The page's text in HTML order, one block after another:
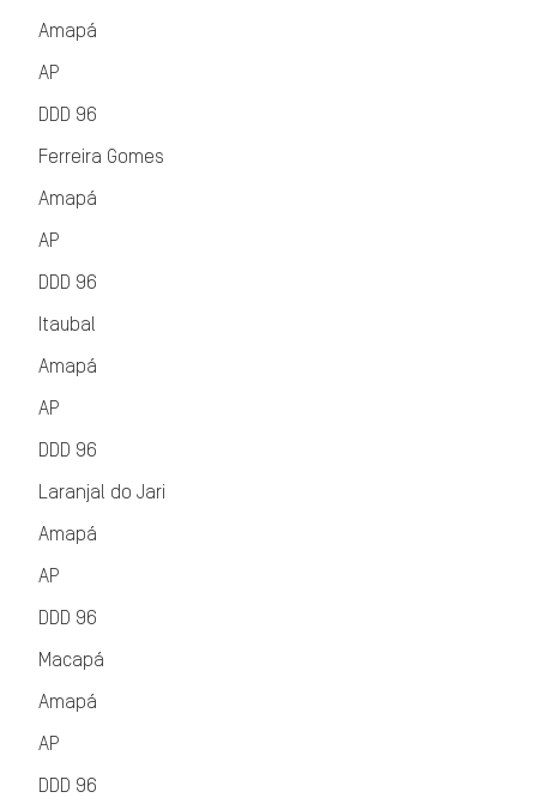
Amapá
AP
DDD 96
Ferreira Gomes
Amapá
AP
DDD 96
Itaubal
Amapá
AP
DDD 96
Laranjal do Jari
Amapá
AP
DDD 96
Macapá
Amapá
AP
DDD 96